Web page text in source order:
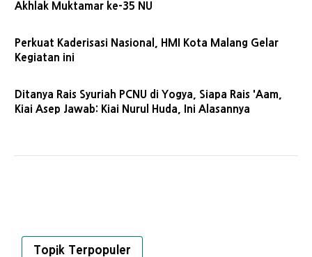
Akhlak Muktamar ke-35 NU
Perkuat Kaderisasi Nasional, HMI Kota Malang Gelar
Kegiatan ini
Ditanya Rais Syuriah PCNU di Yogya, Siapa Rais 'Aam,
Kiai Asep Jawab: Kiai Nurul Huda, Ini Alasannya
Topik Terpopuler